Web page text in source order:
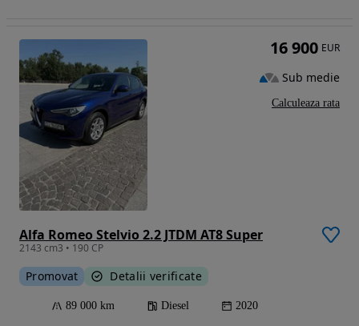
Alfa Romeo Stelvio 2.2 JTDM AT8 Super
2143 cm3 • 190 CP
Promovat Detalii verificate
89 000 km Diesel 2020
16 900 EUR
Sub medie
Calculeaza rata